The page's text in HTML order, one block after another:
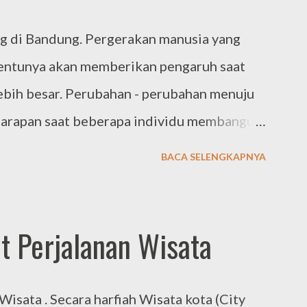
pada umumnya cukup dilaksanakan di
meeting tahunan atau dengan
dikemas dengan konsep outing. Hal
penyegara...
Bandung. Pergerakan manusia yang
akan memberikan pengaruh saat
besar. Perubahan - perubahan menuju
saat beberapa individu membangun
konsep eksklusif untuk acara outing
perubahan yang positip. JOINT
BACA SELENGKAPNYA
Perjalanan Wisata
. Secara harfiah Wisata kota (City